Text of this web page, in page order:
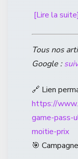
[Lire la suite]
Tous nos
Google :
🔗 Lien
https://
game-pass-
moitie-prix
🎯